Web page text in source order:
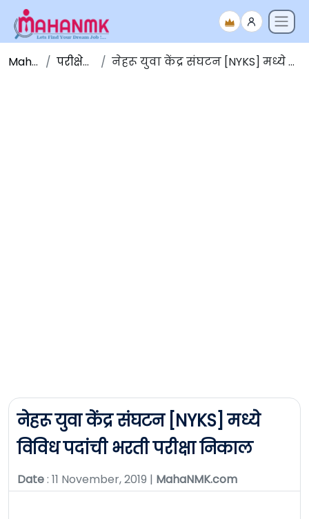
Maha NMK परीक्षेचे निकाल नेहरू युवा केंद्र संघटन [NYKS] मध्ये विविध पदांची भरती परीक्षा निकाल
नेहरू युवा केंद्र संघटन [NYKS] मध्ये
विविध पदांची भरती परीक्षा निकाल
Date: 11 November, 2019 | MahaNMK.com